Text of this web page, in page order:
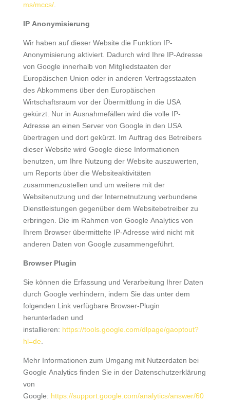
ms/mccs/.
IP Anonymisierung
Wir haben auf dieser Website die Funktion IP-
Anonymisierung aktiviert. Dadurch wird Ihre IP-Adresse
von Google innerhalb von Mitgliedstaaten der
Europäischen Union oder in anderen Vertragsstaaten
des Abkommens über den Europäischen
Wirtschaftsraum vor der Übermittlung in die USA
gekürzt. Nur in Ausnahmefällen wird die volle IP-
Adresse an einen Server von Google in den USA
übertragen und dort gekürzt. Im Auftrag des Betreibers
dieser Website wird Google diese Informationen
benutzen, um Ihre Nutzung der Website auszuwerten,
um Reports über die Websiteaktivitäten
zusammenzustellen und um weitere mit der
Websitenutzung und der Internetnutzung verbundene
Dienstleistungen gegenüber dem Websitebetreiber zu
erbringen. Die im Rahmen von Google Analytics von
Ihrem Browser übermittelte IP-Adresse wird nicht mit
anderen Daten von Google zusammengeführt.
Browser Plugin
Sie können die Erfassung und Verarbeitung Ihrer Daten
durch Google verhindern, indem Sie das unter dem
folgenden Link verfügbare Browser-Plugin
herunterladen und
installieren: https://tools.google.com/dlpage/gaoptout?
hl=de
Mehr Informationen zum Umgang mit Nutzerdaten bei
Google Analytics finden Sie in der Datenschutzerklärung
von
Google: https://support.google.com/analytics/answer/60